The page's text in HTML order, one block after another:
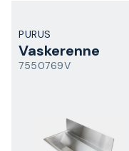
PURUS
Vaskerenne
7550769V